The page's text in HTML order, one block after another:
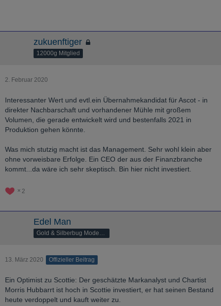
zukuenftiger
12000g Mitglied
2. Februar 2020
Interessanter Wert und evtl.ein Übernahmekandidat für Ascot - in
direkter Nachbarschaft und vorhandener Mühle mit großem
Volumen, die gerade entwickelt wird und bestenfalls 2021 in
Produktion gehen könnte.
Was mich stutzig macht ist das Management. Sehr wohl klein aber
ohne vorweisbare Erfolge. Ein CEO der aus der Finanzbranche
kommt...da wäre ich sehr skeptisch. Bin hier nicht investiert.
2
Edel Man
13. März 2020 Offizieller Beitrag
Ein Optimist zu Scottie: Der geschätzte Markanalyst und Chartist
Morris Hubbarrt ist hoch in Scottie investiert, er hat seinen Bestand
heute verdoppelt und kauft weiter zu.